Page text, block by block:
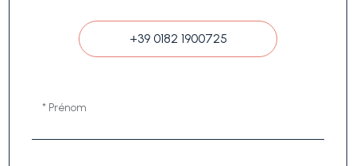
+39 0182 1900725
* Prénom